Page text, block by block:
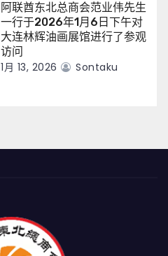
阿联酋东北总商会范业伟先生
一行于2026年1月6日下午对
大连林辉油画展馆进行了参观
访问
1月 13, 2026 Sontaku